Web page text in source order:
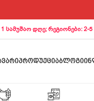
დღე; რეგიონები: 2-
ᲞᲠᲝᲓᲣᲥᲪᲘᲐᲑᲚᲝᲒᲘ